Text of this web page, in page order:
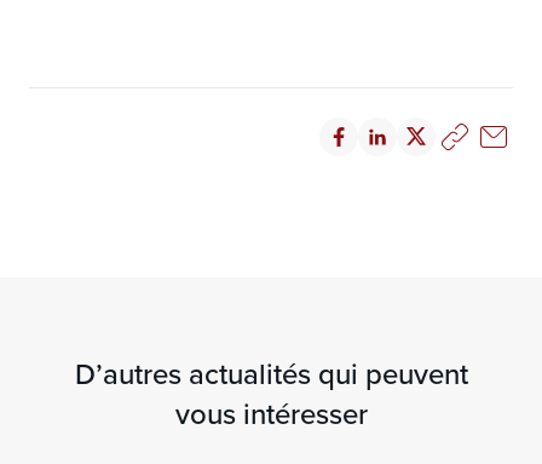
D’autres actualités qui peuvent
vous intéresser